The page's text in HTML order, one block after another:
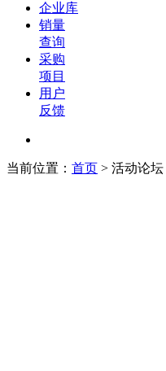
企业库
销量
查询
采购
项目
用户
反馈
当前位置： 首页 > 活动论坛